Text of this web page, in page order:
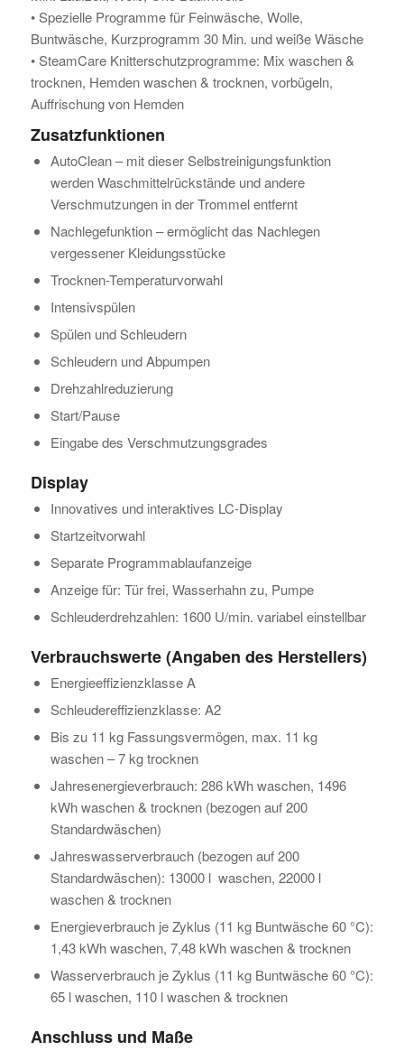
• Spezielle Programme für Feinwäsche, Wolle,
Buntwäsche, Kurzprogramm 30 Min. und weiße Wäsche
• SteamCare Knitterschutzprogramme: Mix waschen &
trocknen, Hemden waschen & trocknen, vorbügeln,
Auffrischung von Hemden
Zusatzfunktionen
AutoClean – mit dieser Selbstreinigungsfunktion
werden Waschmittelrückstände und andere
Verschmutzungen in der Trommel entfernt
Nachlegefunktion – ermöglicht das Nachlegen
vergessener Kleidungsstücke
Trocknen-Temperaturvorwahl
Intensivspülen
Spülen und Schleudern
Schleudern und Abpumpen
Drehzahlreduzierung
Start/Pause
Eingabe des Verschmutzungsgrades
Display
Innovatives und interaktives LC-Display
Startzeitvorwahl
Separate Programmablaufanzeige
Anzeige für: Tür frei, Wasserhahn zu, Pumpe
Schleuderdrehzahlen: 1600 U/min. variabel einstellbar
Verbrauchswerte (Angaben des Herstellers)
Energieeffizienzklasse A
Schleudereffizienzklasse: A2
Bis zu 11 kg Fassungsvermögen, max. 11 kg
waschen – 7 kg trocknen
Jahresenergieverbrauch: 286 kWh waschen, 1496
kWh waschen & trocknen (bezogen auf 200
Standardwäschen)
Jahreswasserverbrauch (bezogen auf 200
Standardwäschen): 13000 l waschen, 22000 l
waschen & trocknen
Energieverbrauch je Zyklus (11 kg Buntwäsche 60 °C):
1,43 kWh waschen, 7,48 kWh waschen & trocknen
Wasserverbrauch je Zyklus (11 kg Buntwäsche 60 °C):
65 l waschen, 110 l waschen & trocknen
Anschluss und Maße